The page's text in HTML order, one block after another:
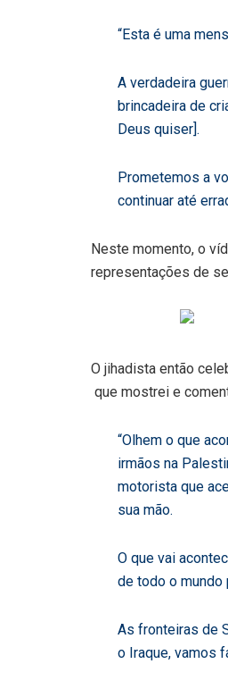
“Esta é uma
A verdadeira
brincadeira de
Deus quiser].
Prometemos a
continuar até
Neste momento, o
representações de
O jihadista então
que mostrei e
“Olhem o que
irmãos na
motorista que
sua mão.
O que vai
de todo o mundo
As fronteiras de
o Iraque, vamos